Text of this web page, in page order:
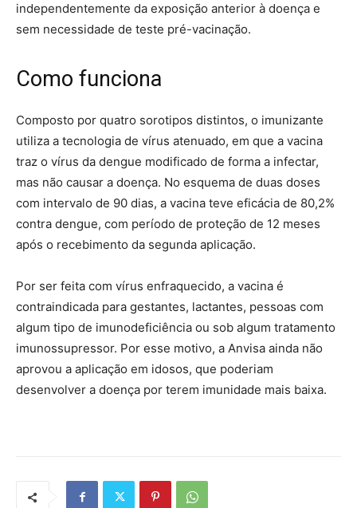
independentemente da exposição anterior à doença e
sem necessidade de teste pré-vacinação.
Como funciona
Composto por quatro sorotipos distintos, o imunizante
utiliza a tecnologia de vírus atenuado, em que a vacina
traz o vírus da dengue modificado de forma a infectar,
mas não causar a doença. No esquema de duas doses
com intervalo de 90 dias, a vacina teve eficácia de 80,2%
contra dengue, com período de proteção de 12 meses
após o recebimento da segunda aplicação.
Por ser feita com vírus enfraquecido, a vacina é
contraindicada para gestantes, lactantes, pessoas com
algum tipo de imunodeficiência ou sob algum tratamento
imunossupressor. Por esse motivo, a Anvisa ainda não
aprovou a aplicação em idosos, que poderiam
desenvolver a doença por terem imunidade mais baixa.